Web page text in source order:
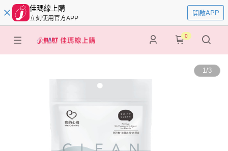
佳瑪線上購
立刻使用官方APP
開啟APP
0
1/3